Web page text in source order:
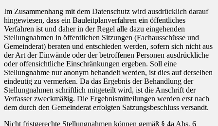
Im Zusammenhang mit dem Datenschutz wird ausdrücklich darauf
hingewiesen, dass ein Bauleitplanverfahren ein öffentliches
Verfahren ist und daher in der Regel alle dazu eingehenden
Stellungnahmen in öffentlichen Sitzungen (Fachausschüsse und
Gemeinderat) beraten und entschieden werden, sofern sich nicht aus
der Art der Einwände oder der betroffenen Personen ausdrückliche
oder offensichtliche Einschränkungen ergeben. Soll eine
Stellungnahme nur anonym behandelt werden, ist dies auf derselben
eindeutig zu vermerken. Da das Ergebnis der Behandlung der
Stellungnahmen schriftlich mitgeteilt wird, ist die Anschrift der
Verfasser zweckmäßig. Die Ergebnismitteilungen werden erst nach
dem durch den Gemeinderat erfolgten Satzungsbeschluss versandt.
Nicht fristgerechte Stellungnahmen können gemäß § 4a Abs. 6